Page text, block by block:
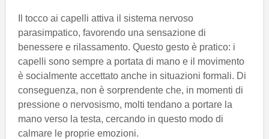
Il tocco ai capelli attiva il sistema nervoso
parasimpatico, favorendo una sensazione di
benessere e rilassamento. Questo gesto è pratico: i
capelli sono sempre a portata di mano e il movimento
è socialmente accettato anche in situazioni formali. Di
conseguenza, non è sorprendente che, in momenti di
pressione o nervosismo, molti tendano a portare la
mano verso la testa, cercando in questo modo di
calmare le proprie emozioni.